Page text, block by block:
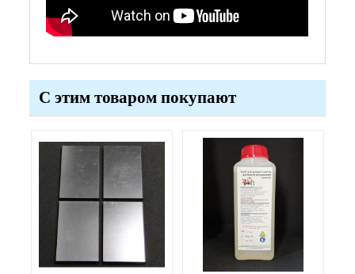
С этим товаром покупают